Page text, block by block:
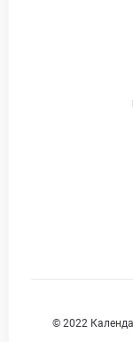
© 2022